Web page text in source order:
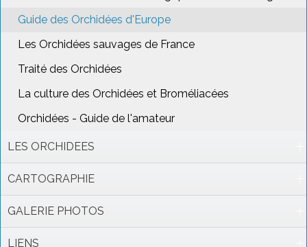
Guide des Orchidées d'Europe
Les Orchidées sauvages de France
Traité des Orchidées
La culture des Orchidées et Broméliacées
Orchidées - Guide de l'amateur
LES ORCHIDEES
CARTOGRAPHIE
GALERIE PHOTOS
LIENS